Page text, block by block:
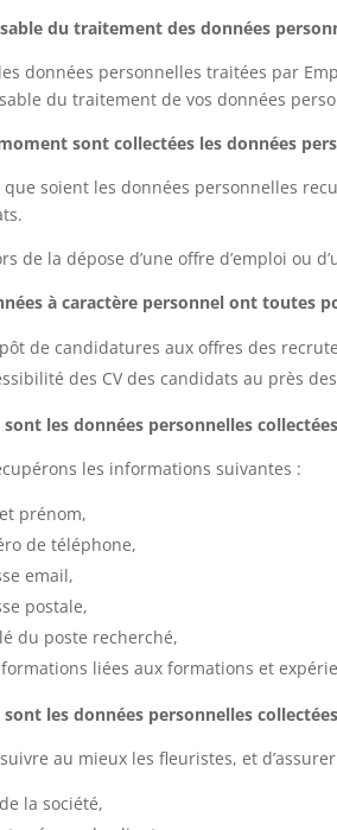
du traitement des données
données personnelles traitées par
du traitement de vos données
sont collectées les données
que soient les données personnelles
de la dépose d’une offre d’emploi ou
à caractère personnel ont toutes
de candidatures aux offres des
des CV des candidats au près
sont les données personnelles
les informations suivantes :
prénom,
de téléphone,
email,
postale,
du poste recherché,
liées aux formations et
sont les données personnelles
au mieux les fleuristes, et
la société,